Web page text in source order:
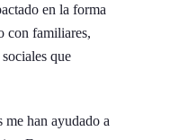
en la forma
con familiares,
que
me han ayudado a